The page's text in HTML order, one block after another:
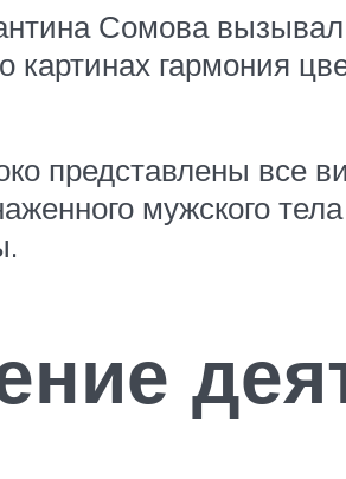
Сомова
картинах гармония
представлены все
мужского